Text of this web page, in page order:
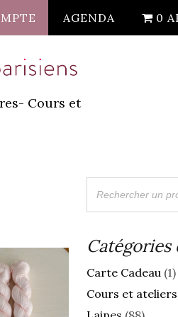
AGENDA 0
Cours et
Carte Cadeau (1)
Cours et ateliers